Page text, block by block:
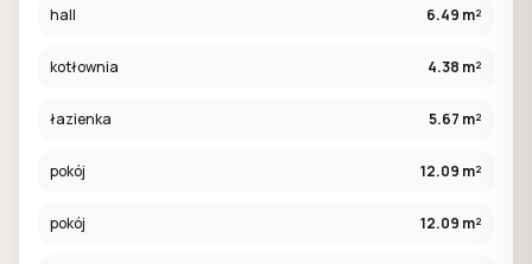
hall 6.49 m²
kotłownia 4.38 m²
łazienka 5.67 m²
pokój 12.09 m²
pokój 12.09 m²